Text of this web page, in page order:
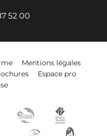
52 00
Mentions légales
Espace pro